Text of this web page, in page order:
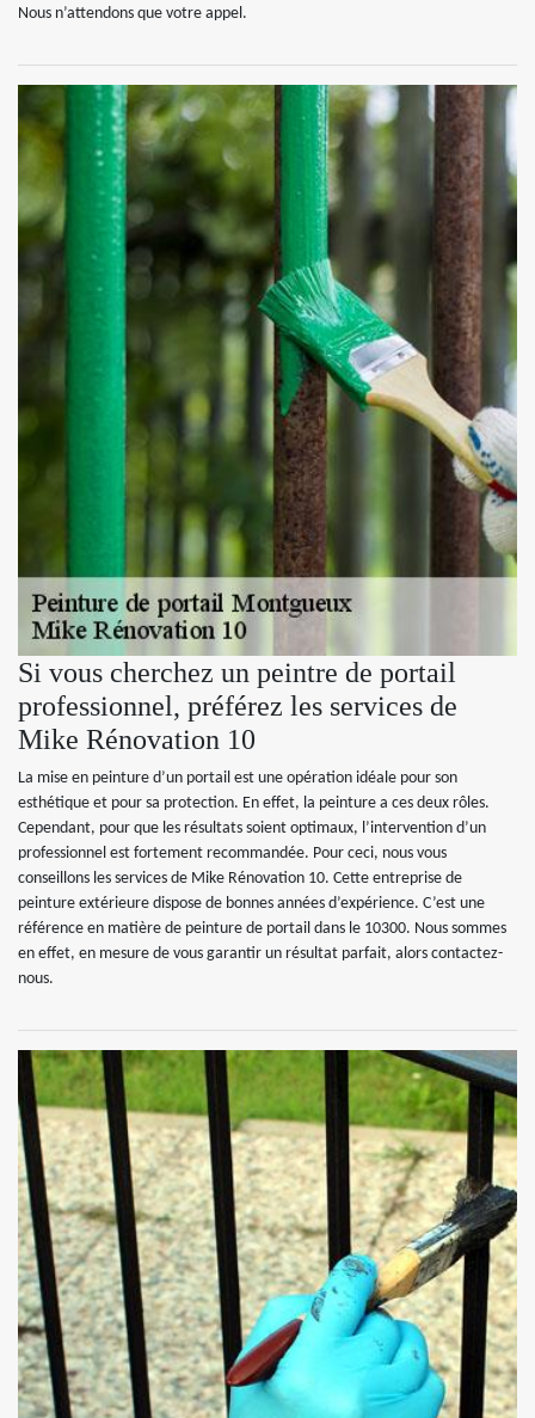
Nous n’attendons que votre appel.
Si vous cherchez un peintre de portail
professionnel, préférez les services de
Mike Rénovation 10
La mise en peinture d’un portail est une opération idéale pour son
esthétique et pour sa protection. En effet, la peinture a ces deux rôles.
Cependant, pour que les résultats soient optimaux, l’intervention d’un
professionnel est fortement recommandée. Pour ceci, nous vous
conseillons les services de Mike Rénovation 10. Cette entreprise de
peinture extérieure dispose de bonnes années d’expérience. C’est une
référence en matière de peinture de portail dans le 10300. Nous sommes
en effet, en mesure de vous garantir un résultat parfait, alors contactez-
nous.